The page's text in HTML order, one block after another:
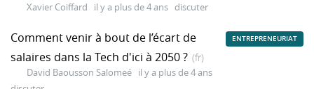
Xavier Coiffard il y a plus de 4 ans discuter
Comment venir à bout de l’écart de
salaires dans la Tech d'ici à 2050 ? (fr)
David Baousson Salomeé il y a plus de 4 ans
ENTREPRENEURIAT